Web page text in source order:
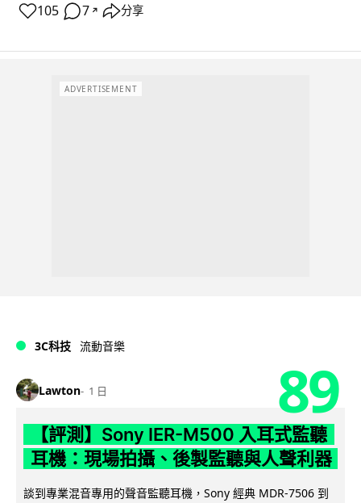
105 7 ↗ 分享
ADVERTISEMENT
3C科技 流動音樂
Lawton 1 日 89
【評測】Sony IER-M500 入耳式監聽
耳機：現場拍攝、後製監聽與人聲利器
談到專業混音專用的聲音監聽耳機，Sony 經典 MDR-7506 到